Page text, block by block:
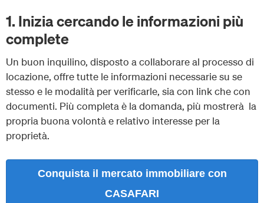
1. Inizia cercando le informazioni più
complete
Un buon inquilino, disposto a collaborare al processo di
locazione, offre tutte le informazioni necessarie su se
stesso e le modalità per verificarle, sia con link che con
documenti. Più completa è la domanda, più mostrerà la
propria buona volontà e relativo interesse per la
proprietà.
Conquista il mercato immobiliare con
CASAFARI